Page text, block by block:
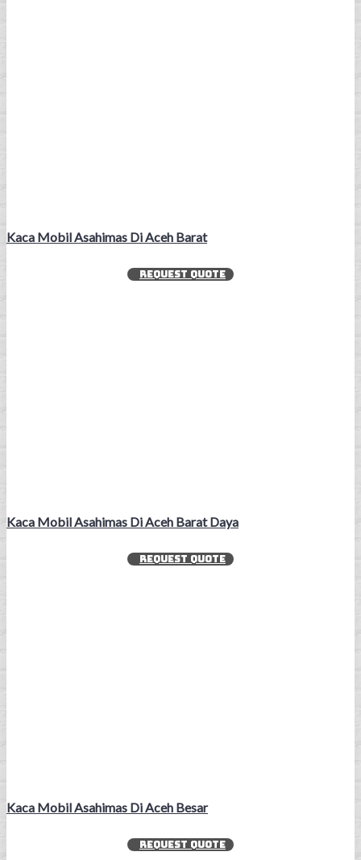
Kaca Mobil Asahimas Di Aceh Barat
REQUEST QUOTE
Kaca Mobil Asahimas Di Aceh Barat Daya
REQUEST QUOTE
Kaca Mobil Asahimas Di Aceh Besar
REQUEST QUOTE